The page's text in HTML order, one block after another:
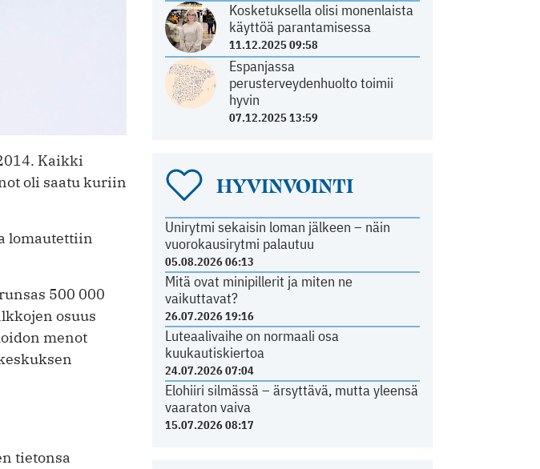
Kosketuksella olisi monenlaista
käyttöä parantamisessa
11.12.2025 09:58
Espanjassa
perusterveydenhuolto toimii
hyvin
07.12.2025 13:59
HYVINVOINTI
Unirytmi sekaisin loman jälkeen – näin
vuorokausirytmi palautuu
05.08.2026 06:13
Mitä ovat minipillerit ja miten ne
vaikuttavat?
26.07.2026 19:16
Luteaalivaihe on normaali osa
kuukautiskiertoa
24.07.2026 07:04
Elohiiri silmässä – ärsyttävä, mutta yleensä
vaaraton vaiva
15.07.2026 08:17
Kaikki
oli saatu ­kuriin
lomautettiin
500 000
osuus
menot
tietonsa